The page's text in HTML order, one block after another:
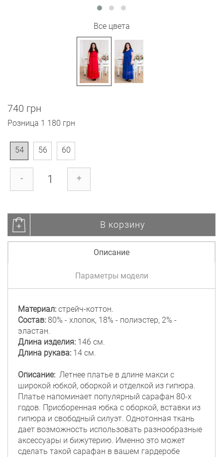
Все цвета
740 грн
Розница 1 180 грн
54 56 60
- +
В корзину
Описание
Параметры модели
Материал: стрейч-коттон.
Состав: 80% - хлопок, 18% - полиэстер, 2% -
эластан.
Длина изделия: 146 см.
Длина рукава: 14 см.
Описание: Летнее платье в длине макси с
широкой юбкой, оборкой и отделкой из гипюра.
Платье напоминает популярный сарафан 80-х
годов. Присборенная юбка с оборкой, вставки из
гипюра и свободный силуэт. Однотонная ткань
дает возможность использовать разнообразные
аксессуары и бижутерию. Именно это может
сделать такой сарафан в вашем гардеробе